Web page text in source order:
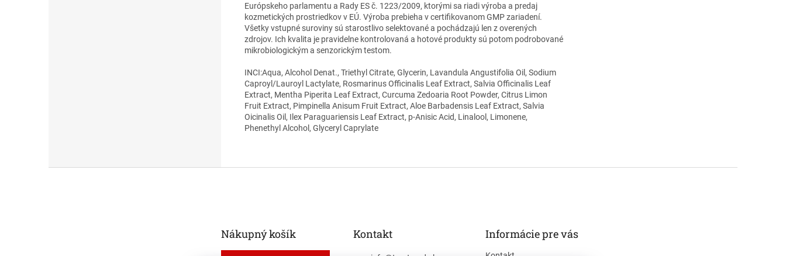
Európskeho parlamentu a Rady ES č. 1223/2009, ktorými sa riadi výroba a predaj
kozmetických prostriedkov v EÚ. Výroba prebieha v certifikovanom GMP zariadení.
Všetky vstupné suroviny sú starostlivo selektované a pochádzajú len z overených
zdrojov. Ich kvalita je pravidelne kontrolovaná a hotové produkty sú potom podrobované
mikrobiologickým a senzorickým testom.
INCI:Aqua, Alcohol Denat., Triethyl Citrate, Glycerin, Lavandula Angustifolia Oil, Sodium
Caproyl/Lauroyl Lactylate, Rosmarinus Officinalis Leaf Extract, Salvia Officinalis Leaf
Extract, Mentha Piperita Leaf Extract, Curcuma Zedoaria Root Powder, Citrus Limon
Fruit Extract, Pimpinella Anisum Fruit Extract, Aloe Barbadensis Leaf Extract, Salvia
Oicinalis Oil, Ilex Paraguariensis Leaf Extract, p-Anisic Acid, Linalool, Limonene,
Phenethyl Alcohol, Glyceryl Caprylate
Nákupný košík Kontakt Informácie pre vás